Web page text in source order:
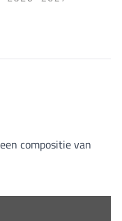
compositie van